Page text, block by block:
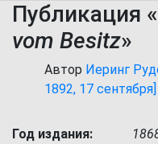
Публикация «
vom Besitz»
Автор Иеринг
1892, 17 сентября]
Год издания: